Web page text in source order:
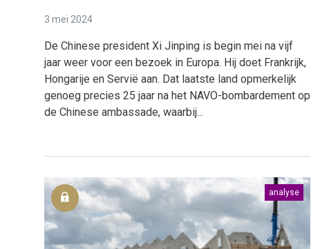
3 mei 2024
De Chinese president Xi Jinping is begin mei na vijf
jaar weer voor een bezoek in Europa. Hij doet Frankrijk,
Hongarije en Servië aan. Dat laatste land opmerkelijk
genoeg precies 25 jaar na het NAVO-bombardement op
de Chinese ambassade, waarbij...
analyse